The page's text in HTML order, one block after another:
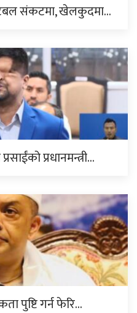
संकटमा, खेलकुदमा…
प्रधानमन्त्री…
पुष्टि गर्न फेरि…